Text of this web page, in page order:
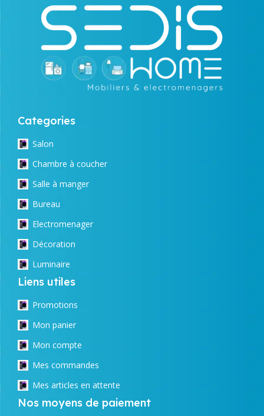
Categories
Salon
Chambre à coucher
Salle à manger
Bureau
Electromenager
Décoration
Luminaire
Liens utiles
Promotions
Mon panier
Mon compte
Mes commandes
Mes articles en attente
Nos moyens de paiement